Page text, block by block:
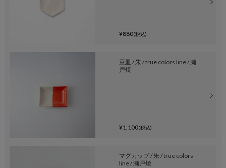
¥880(税込)
豆皿 / 朱 / true colors line / 瀬
戸焼
¥1,100(税込)
マグカップ / 朱 / true colors
line / 瀬戸焼